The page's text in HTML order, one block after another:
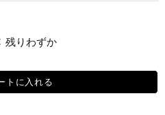
残りわずか
トに入れる